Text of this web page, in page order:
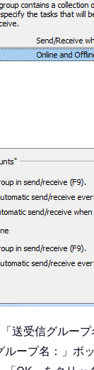
送受信グルー
ループ名：」ボ